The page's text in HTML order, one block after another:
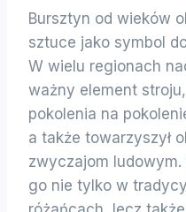
Bursztyn od wieków
sztuce jako symbol
W wielu regionach
ważny element
pokolenia na
a także towarzyszył
zwyczajom ludowym.
go nie tylko w